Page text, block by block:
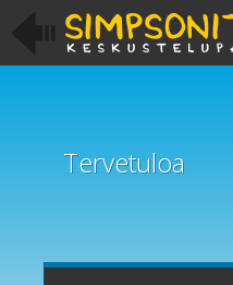
Tervetuloa